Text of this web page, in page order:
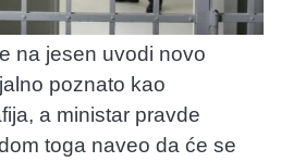
na jesen uvodi novo
poznato kao
a ministar pravde
toga naveo da će se